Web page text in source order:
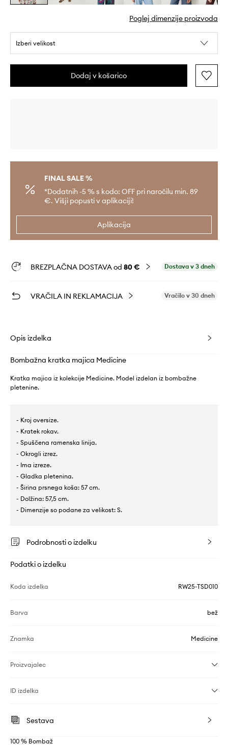
Poglej dimenzije proizvoda
Izberi velikost
Dodaj v košarico
FINAL SALE %
*Dodatnih -5 % s kodo: OFF pri naročilu min. 89
€. Višji popusti v aplikaciji!
Aplikacija
BREZPLAČNA DOSTAVA od 80 € Dostava v 3 dneh
VRAČILA IN REKLAMACIJA Vračilo v 30 dneh
Opis izdelka
Bombažna kratka majica Medicine
Kratka majica iz kolekcije Medicine. Model izdelan iz bombažne
pletenine.
- Kroj oversize.
- Kratek rokav.
- Spuščena ramenska linija.
- Okrogli izrez.
- Ima izreze.
- Gladka pletenina.
- Širina prsnega koša: 57 cm.
- Dolžina: 57,5 cm.
- Dimenzije so podane za velikost: S.
Podrobnosti o izdelku
Podatki o izdelku
Koda izdelka RW25-TSD010
Barva bež
Znamka Medicine
Proizvajalec
ID izdelka
Sestava
100 % Bombaž